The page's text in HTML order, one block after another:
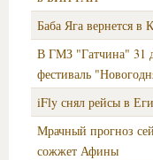
Баба Яга вернется в
В ГМЗ "Гатчина" 31
фестиваль
iFly снял рейсы в
Мрачный прогноз
сожжет Афины